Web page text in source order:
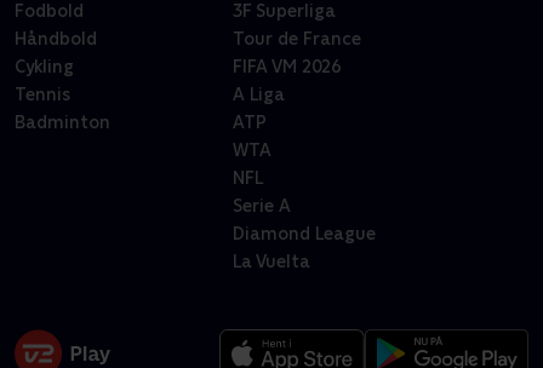
Fodbold
Håndbold
Cykling
Tennis
Badminton
3F Superliga
Tour de France
FIFA VM 2026
A Liga
ATP
WTA
NFL
Serie A
Diamond League
La Vuelta